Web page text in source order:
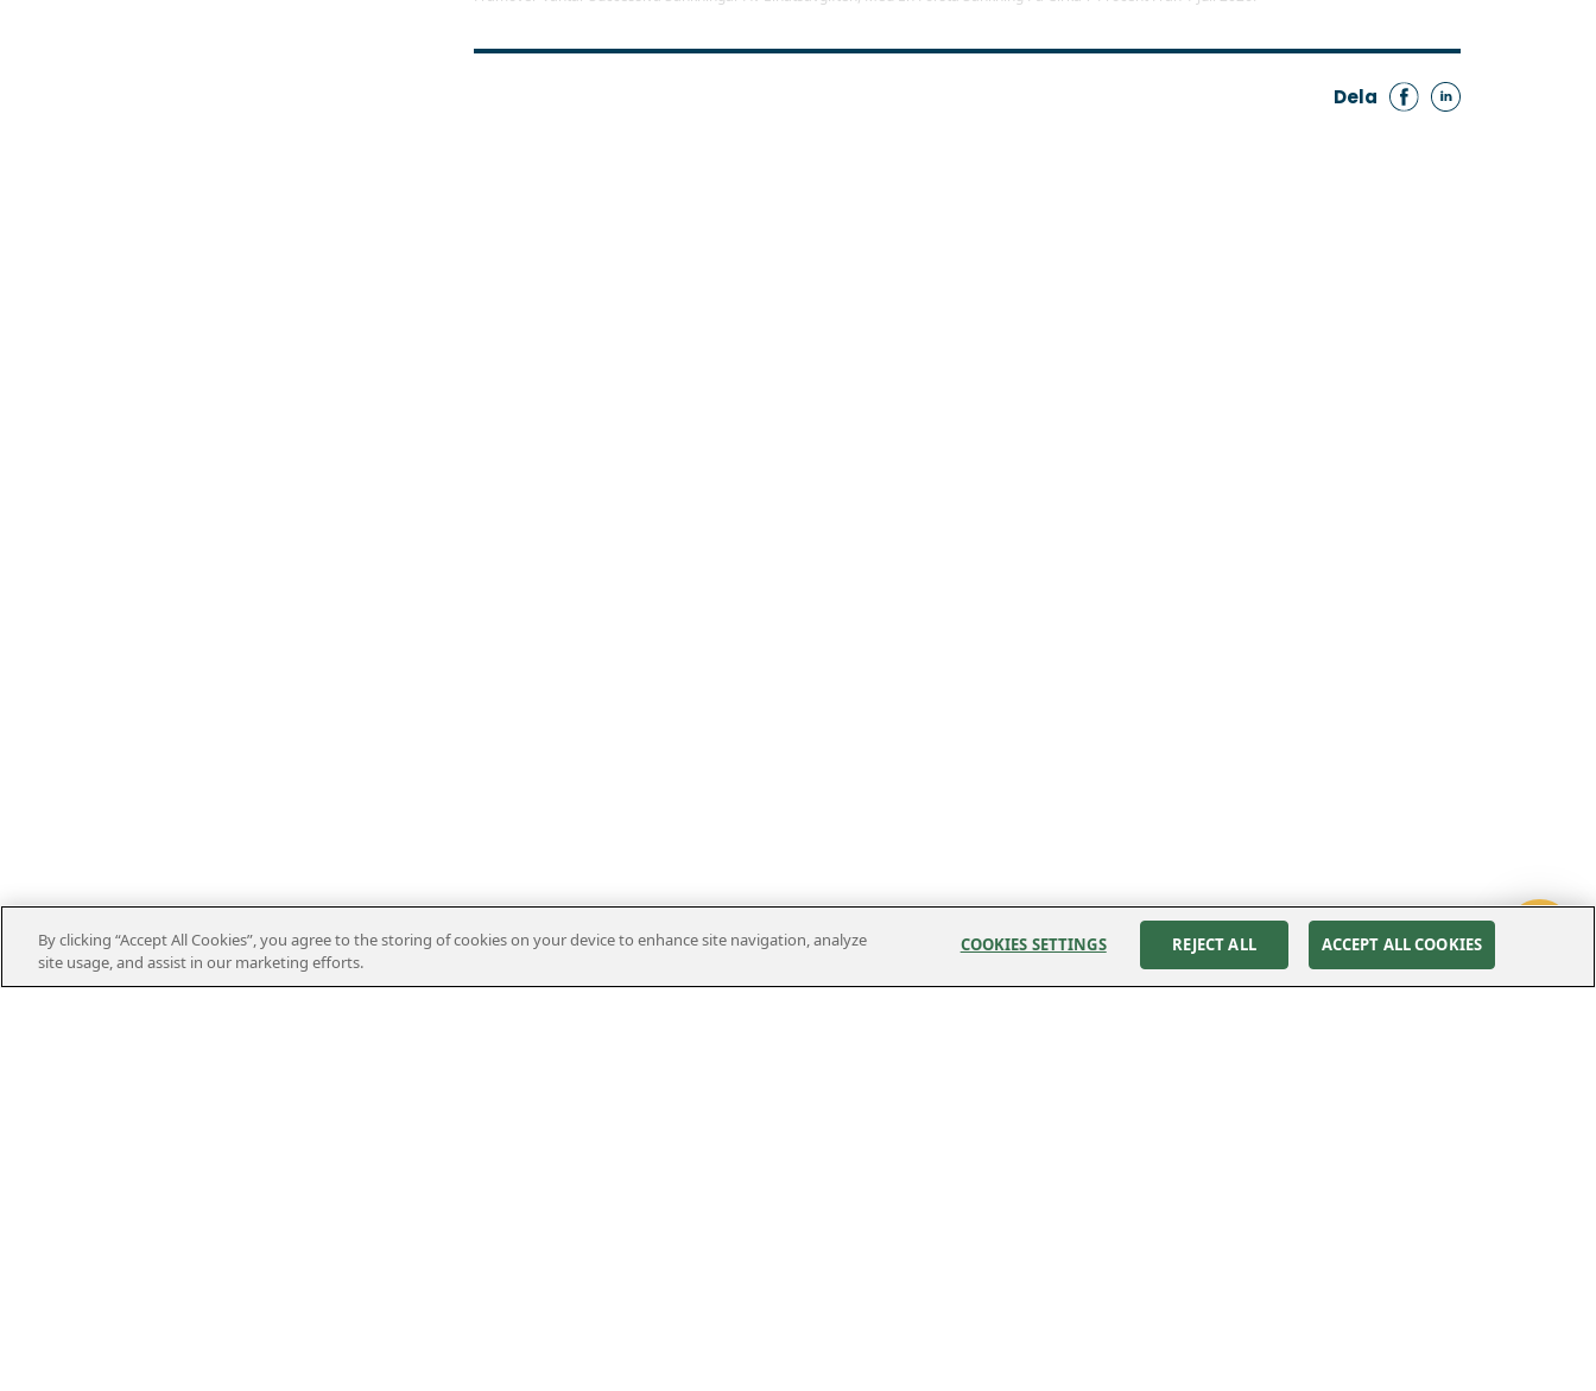
Dela
By clicking “Accept All Cookies”, you agree to the storing of cookies on your device to enhance site navigation, analyze
site usage, and assist in our marketing efforts.
COOKIES SETTINGS REJECT ALL ACCEPT ALL COOKIES